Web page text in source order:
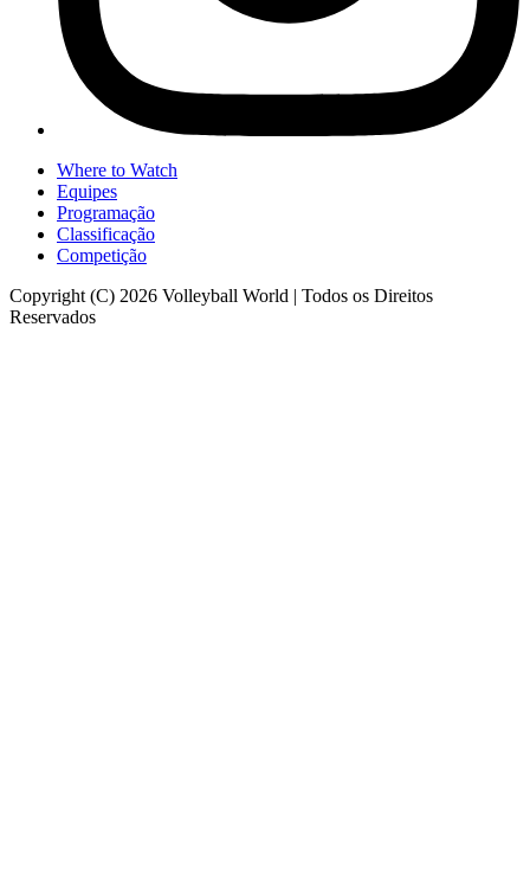
Where to Watch
Equipes
Programação
Classificação
Competição
Copyright (C) 2026 Volleyball World | Todos os Direitos
Reservados